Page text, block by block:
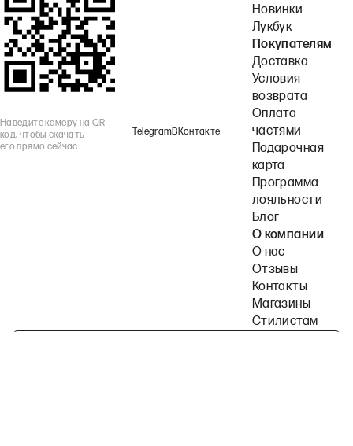
Наведите камеру на QR-
код, чтобы скачать
его прямо сейчас
TelegramВКонтакте
Новинки
Лукбук
Покупателям
Доставка
Условия
возврата
Оплата
частями
Подарочная
карта
Программа
лояльности
Блог
О компании
О нас
Отзывы
Контакты
Магазины
Стилистам